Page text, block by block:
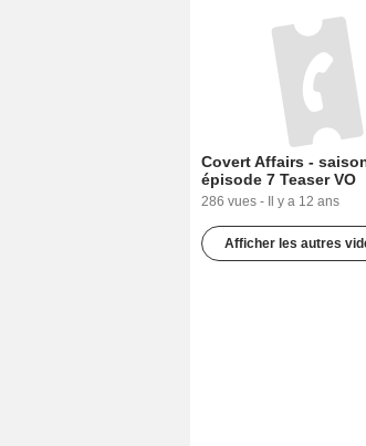
Covert Affairs -
épisode 7 Teaser VO
286 vues - Il y a 12 ans
Afficher les autres